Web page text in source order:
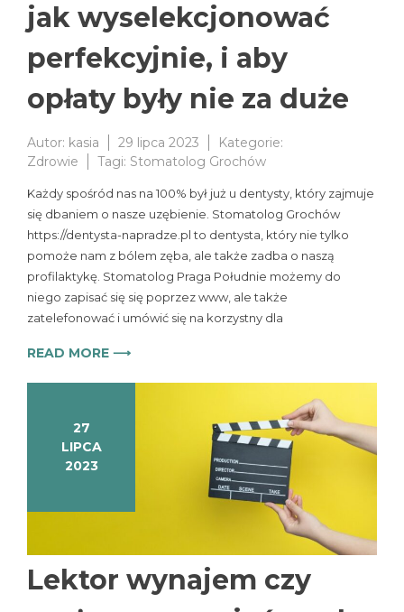
jak wyselekcjonować
perfekcyjnie, i aby
opłaty były nie za duże
Autor: kasia 29 lipca 2023
Kategorie:
Zdrowie
Tagi: Stomatolog Grochów
Każdy spośród nas na 100% był już u dentysty, który zajmuje
się dbaniem o nasze uzębienie. Stomatolog Grochów
https://dentysta-napradze.pl to dentysta, który nie tylko
pomoże nam z bólem zęba, ale także zadba o naszą
profilaktykę. Stomatolog Praga Południe możemy do
niego zapisać się się poprzez www, ale także
zatelefonować i umówić się na korzystny dla
READ MORE ⟶
27
LIPCA
2023
Lektor wynajem czy